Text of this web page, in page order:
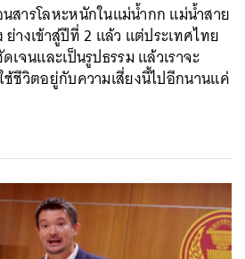
ารโลหะหนักในแม่น้ำกก แม่น้ำสาย
ย่างเข้าสู่ปีที่ 2 แล้ว แต่ประเทศไทย
จนและเป็นรูปธรรม แล้วเราจะ
ชีวิตอยู่กับความเสี่ยงนี้ไปอีกนานแค่